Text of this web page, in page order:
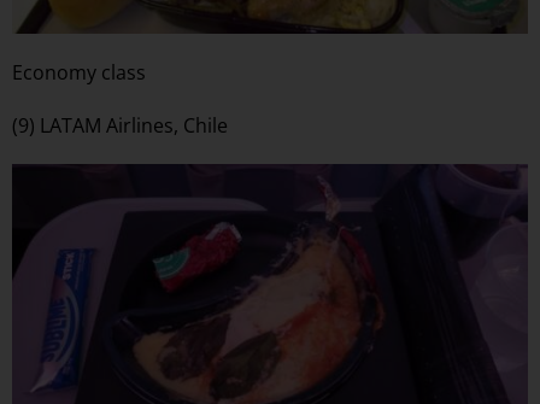
Economy class
(9) LATAM Airlines, Chile